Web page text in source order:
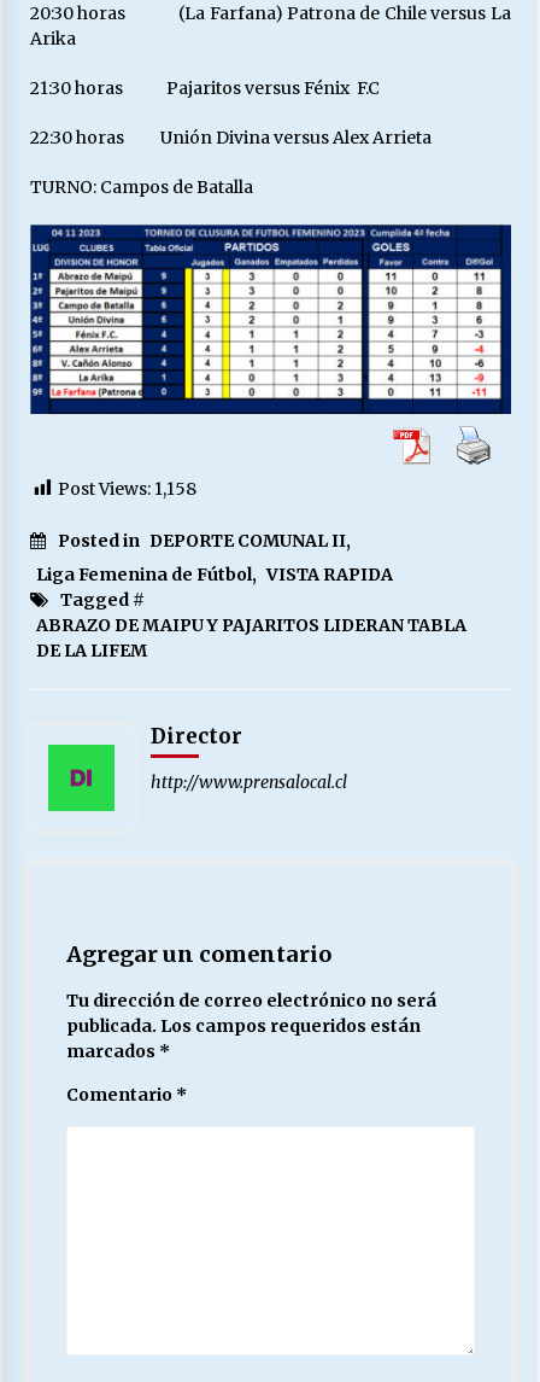
20:30 horas (La Farfana) Patrona de Chile versus La
Arika
21:30 horas Pajaritos versus Fénix F.C
22:30 horas Unión Divina versus Alex Arrieta
TURNO: Campos de Batalla
Post Views: 1,158
Posted in DEPORTE COMUNAL II,
Liga Femenina de Fútbol, VISTA RAPIDA
Tagged #
ABRAZO DE MAIPU Y PAJARITOS LIDERAN TABLA
DE LA LIFEM
Director
http://www.prensalocal.cl
Agregar un comentario
Tu dirección de correo electrónico no será
publicada. Los campos requeridos están
marcados *
Comentario *